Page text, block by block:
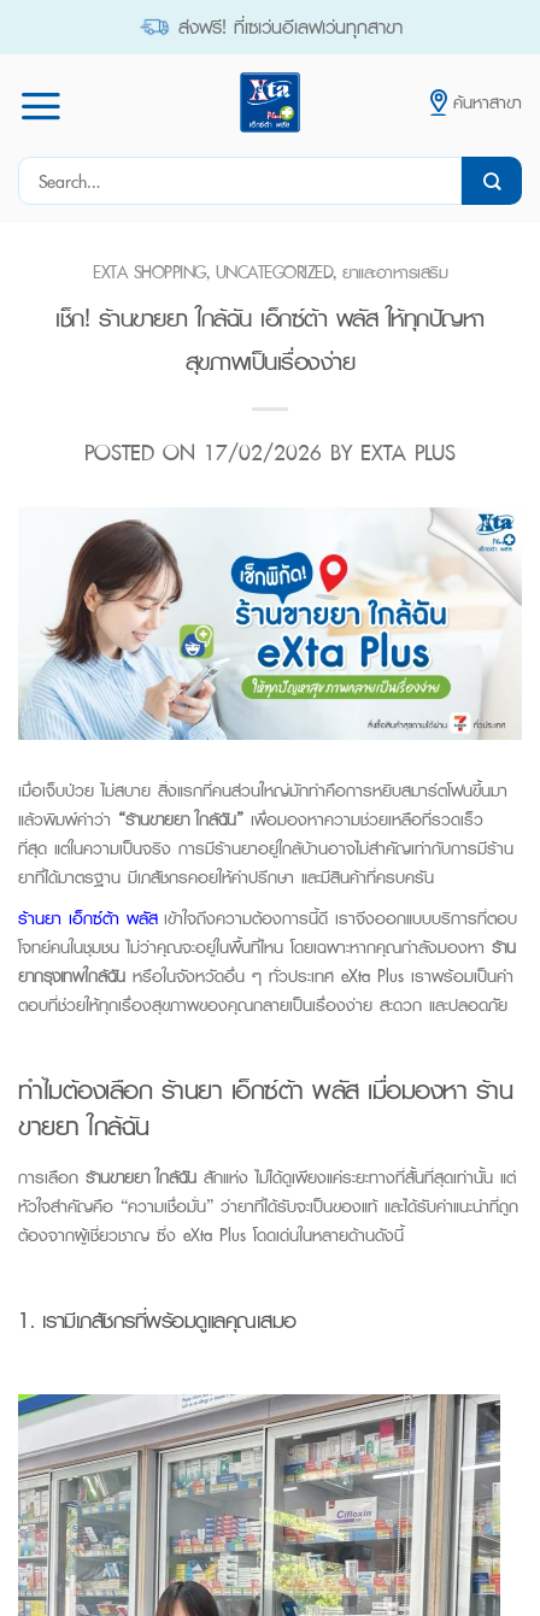
ส่งฟรี! ที่เซเว่นอีเลฟเว่นทุกสาขา
ค้นหาสาขา
Search
EXTA SHOPPING, UNCATEGORIZED, ยาและอาหารเสริม
เช็ก! ร้านขายยา ใกล้ฉัน เอ็กซ์ต้า พลัส ให้ทุกปัญหา
สุขภาพเป็นเรื่องง่าย
POSTED ON 17/02/2026 BY EXTA PLUS
เมื่อเจ็บป่วย ไม่สบาย สิ่งแรกที่คนส่วนใหญ่มักทำคือการหยิบสมาร์ตโฟนขึ้นมา
แล้วพิมพ์คำว่า “ร้านขายยา ใกล้ฉัน” เพื่อมองหาความช่วยเหลือที่รวดเร็ว
ที่สุด แต่ในความเป็นจริง การมีร้านยาอยู่ใกล้บ้านอาจไม่สำคัญเท่ากับการมีร้าน
ยาที่ได้มาตรฐาน มีเภสัชกรคอยให้คำปรึกษา และมีสินค้าที่ครบครัน
ร้านยา เอ็กซ์ต้า พลัส เข้าใจถึงความต้องการนี้ดี เราจึงออกแบบบริการที่ตอบ
โจทย์คนในชุมชน ไม่ว่าคุณจะอยู่ในพื้นที่ไหน โดยเฉพาะหากคุณกำลังมองหา ร้าน
ยากรุงเทพใกล้ฉัน หรือในจังหวัดอื่น ๆ ทั่วประเทศ eXta Plus เราพร้อมเป็นคำ
ตอบที่ช่วยให้ทุกเรื่องสุขภาพของคุณกลายเป็นเรื่องง่าย สะดวก และปลอดภัย
ทำไมต้องเลือก ร้านยา เอ็กซ์ต้า พลัสเมื่อมองหา ร้าน
ขายยา ใกล้ฉัน
การเลือก ร้านขายยา ใกล้ฉัน สักแห่ง ไม่ได้ดูเพียงแค่ระยะทางที่สั้นที่สุดเท่านั้น แต่
หัวใจสำคัญคือ “ความเชื่อมั่น” ว่ายาที่ได้รับจะเป็นของแท้ และได้รับคำแนะนำที่ถูก
ต้องจากผู้เชี่ยวชาญ ซึ่ง eXta Plusโดดเด่นในหลายด้านดังนี้
1. เรามีเภสัชกรที่พร้อมดูแลคุณเสมอ